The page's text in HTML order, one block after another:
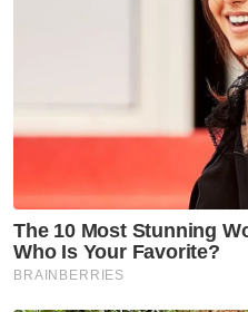
Ramli berkhidmat
Perak ke-8 dari 1983
Berita Telus & Tulus
hari!